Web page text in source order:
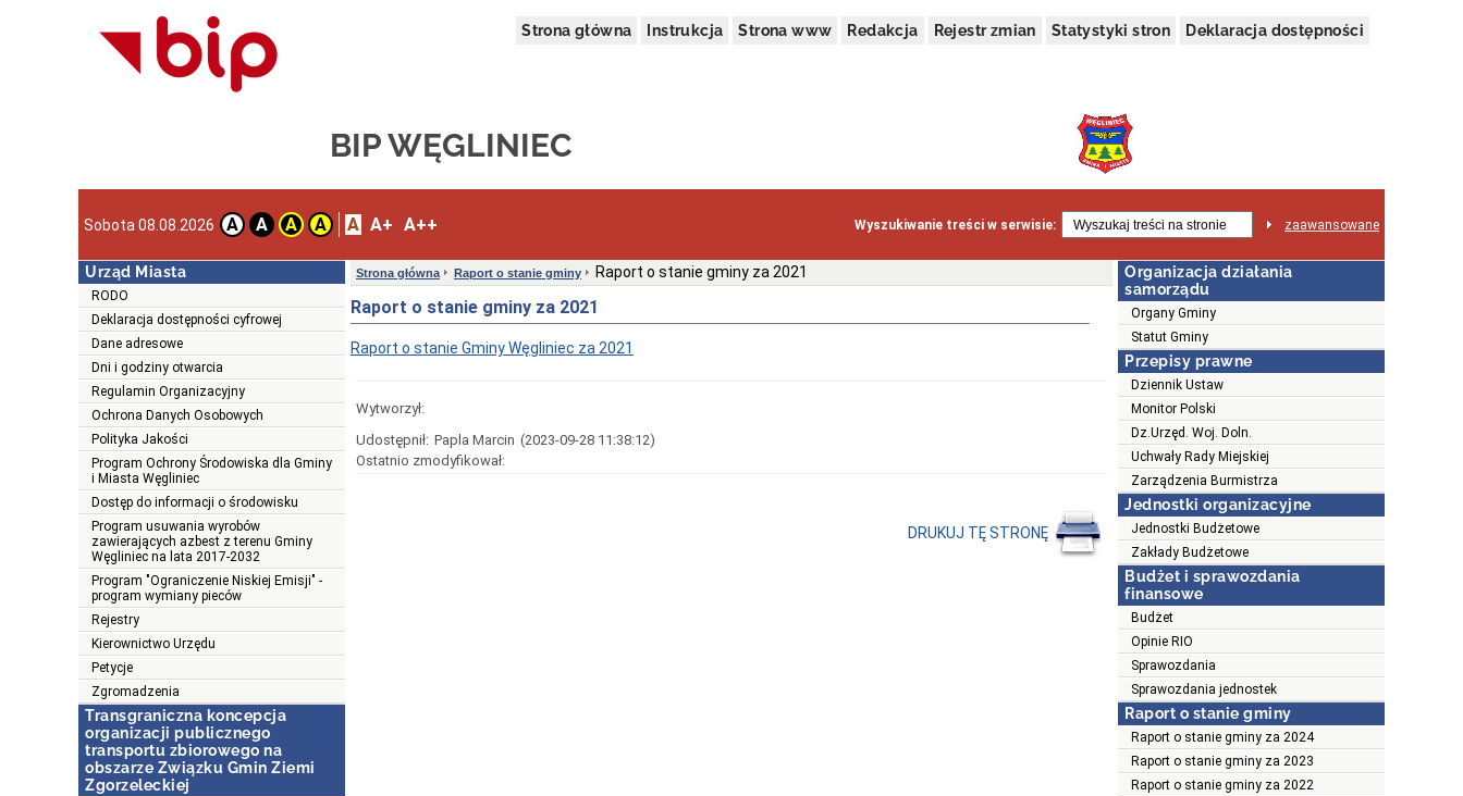
Strona główna Instrukcja Strona www Redakcja Rejestr zmian Statystyki stron Deklaracja dostępności
BIP WĘGLINIEC
Sobota 08.08.2026 A A A A A A+ A++ Wyszukiwanie treści w serwisie: zaawansowane
Urząd Miasta
RODO
Deklaracja dostępności cyfrowej
Dane adresowe
Dni i godziny otwarcia
Regulamin Organizacyjny
Ochrona Danych Osobowych
Polityka Jakości
Program Ochrony Środowiska dla Gminy
i Miasta Węgliniec
Dostęp do informacji o środowisku
Program usuwania wyrobów
zawierających azbest z terenu Gminy
Węgliniec na lata 2017-2032
Program "Ograniczenie Niskiej Emisji" -
program wymiany pieców
Rejestry
Kierownictwo Urzędu
Petycje
Zgromadzenia
Transgraniczna koncepcja
organizacji publicznego
transportu zbiorowego na
obszarze Związku Gmin Ziemi
Zgorzeleckiej
Strona główna Raport o stanie gminy Raport o stanie gminy za 2021
Raport o stanie gminy za 2021
Raport o stanie Gminy Węgliniec za 2021
Wytworzył:
Udostępnił: Papla Marcin (2023-09-28 11:38:12)
Ostatnio zmodyfikował:
DRUKUJ TĘ STRONĘ
Organizacja działania
samorządu
Organy Gminy
Statut Gminy
Przepisy prawne
Dziennik Ustaw
Monitor Polski
Dz.Urzęd. Woj. Doln.
Uchwały Rady Miejskiej
Zarządzenia Burmistrza
Jednostki organizacyjne
Jednostki Budżetowe
Zakłady Budżetowe
Budżet i sprawozdania
finansowe
Budżet
Opinie RIO
Sprawozdania
Sprawozdania jednostek
Raport o stanie gminy
Raport o stanie gminy za 2024
Raport o stanie gminy za 2023
Raport o stanie gminy za 2022